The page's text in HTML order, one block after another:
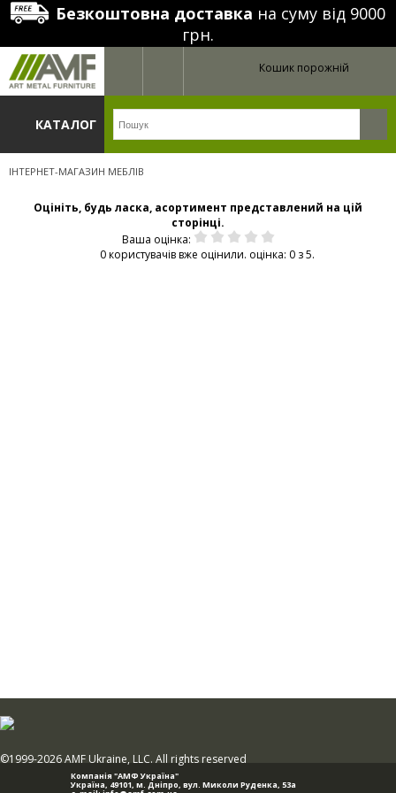
Безкоштовна доставка на суму від 9000
грн.
Кошик порожній
КАТАЛОГ
ІНТЕРНЕТ-МАГАЗИН МЕБЛІВ
Оцініть, будь ласка, асортимент представлений на цій
сторінці.
Ваша оцінка:
0 користувачів вже оцінили. оцінка: 0 з 5.
Компанія "АМФ Україна"
Україна, 49101, м. Дніпро, вул. Миколи Руденка, 53а
©1999-2026 AMF Ukraine, LLC. All rights reserved